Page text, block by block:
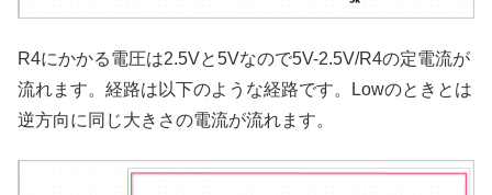
R4にかかる電圧は2.5Vと5Vなので5V-2.5V/R4の定電流が
流れます。経路は以下のような経路です。Lowのときとは
逆方向に同じ大きさの電流が流れます。